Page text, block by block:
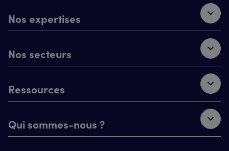
Nos expertises
Nos secteurs
Ressources
Qui sommes-nous ?